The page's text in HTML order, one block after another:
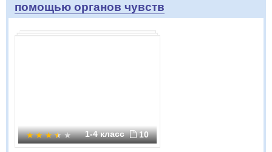
помощью органов чувств
1-4 класс 10